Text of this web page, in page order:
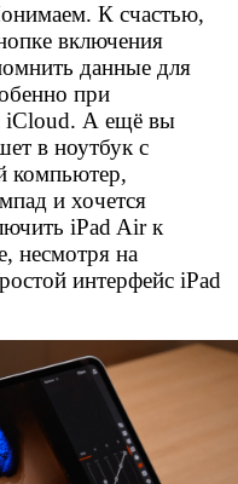
К счастью,
включения
данные для
при
iCloud. А ещё вы
в ноутбук с
компьютер,
и хочется
iPad Air к
несмотря на
интерфейс iPad